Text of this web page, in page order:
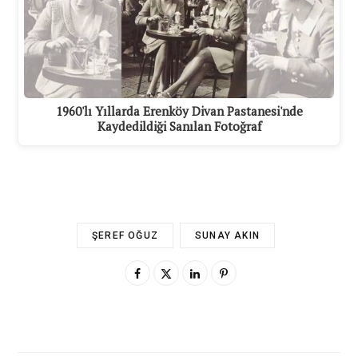
1960'lı Yıllarda Erenköy Divan Pastanesi'nde
Kaydedildiği Sanılan Fotoğraf
ŞEREF OĞUZ SUNAY AKIN